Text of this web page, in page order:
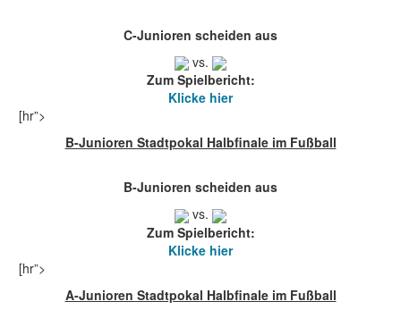
C-Junioren scheiden aus
vs.
Zum Spielbericht:
Klicke hier
[hr”>
B-Junioren Stadtpokal Halbfinale im Fußball
B-Junioren scheiden aus
vs.
Zum Spielbericht:
Klicke hier
[hr”>
A-Junioren Stadtpokal Halbfinale im Fußball